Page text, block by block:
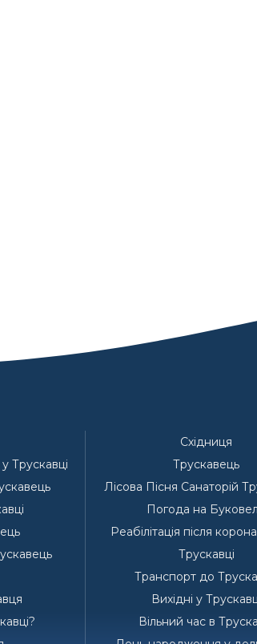
Трускавці
Східниця
Трускавець
Лісова Пісня Санаторій
Погода на
Реабілітація після
Трускавці
Транспорт до
Вихідні у
Вільний час в